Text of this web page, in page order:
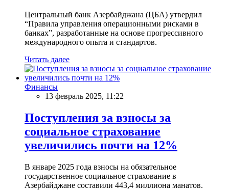
Центральный банк Азербайджана (ЦБА) утвердил
“Правила управления операционными рисками в
банках”, разработанные на основе прогрессивного
международного опыта и стандартов.
Читать далее
Финансы
13 февраль 2025, 11:22
Поступления за взносы за
социальное страхование
увеличились почти на 12%
В январе 2025 года взносы на обязательное
государственное социальное страхование в
Азербайджане составили 443,4 миллиона манатов.